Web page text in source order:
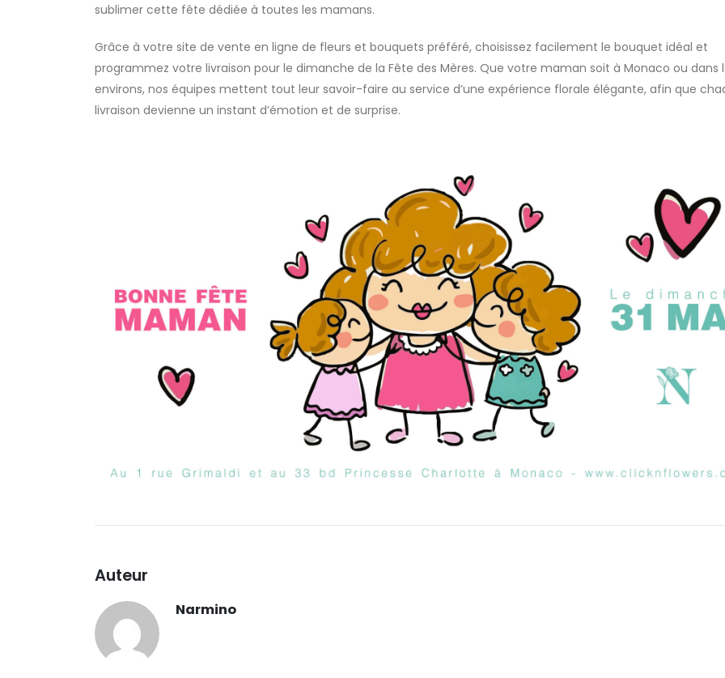
sublimer cette fête dédiée à toutes les mamans.
Grâce à votre site de vente en ligne de fleurs et bouquets préféré, choisissez facilement le bouquet idéal et
programmez votre livraison pour le dimanche de la Fête des Mères. Que votre maman soit à Monaco ou dans
environs, nos équipes mettent tout leur savoir-faire au service d’une expérience florale élégante, afin que
livraison devienne un instant d’émotion et de surprise.
Auteur
Narmino